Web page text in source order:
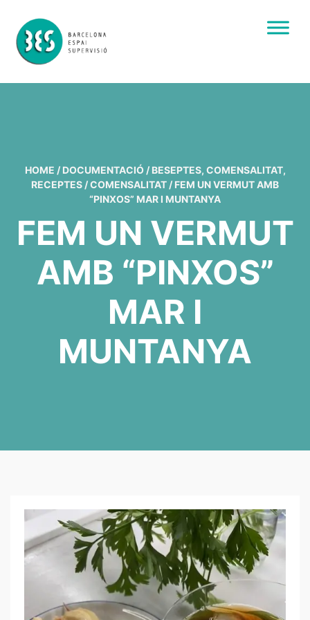
HOME / DOCUMENTACIÓ / BESEPTES, COMENSALITAT,
RECEPTES /COMENSALITAT / FEM UN VERMUT AMB
“PINXOS” MAR I MUNTANYA
FEM UN VERMUT
AMB “PINXOS”
MAR I
MUNTANYA